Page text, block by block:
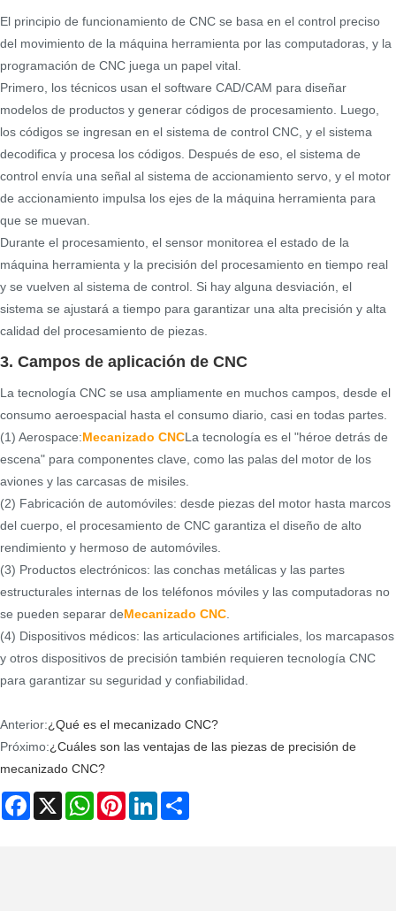
El principio de funcionamiento de CNC se basa en el control preciso
del movimiento de la máquina herramienta por las computadoras, y la
programación de CNC juega un papel vital.
Primero, los técnicos usan el software CAD/CAM para diseñar
modelos de productos y generar códigos de procesamiento. Luego,
los códigos se ingresan en el sistema de control CNC, y el sistema
decodifica y procesa los códigos. Después de eso, el sistema de
control envía una señal al sistema de accionamiento servo, y el motor
de accionamiento impulsa los ejes de la máquina herramienta para
que se muevan.
Durante el procesamiento, el sensor monitorea el estado de la
máquina herramienta y la precisión del procesamiento en tiempo real
y se vuelven al sistema de control. Si hay alguna desviación, el
sistema se ajustará a tiempo para garantizar una alta precisión y alta
calidad del procesamiento de piezas.
3. Campos de aplicación de CNC
La tecnología CNC se usa ampliamente en muchos campos, desde el
consumo aeroespacial hasta el consumo diario, casi en todas partes.
(1) Aerospace:Mecanizado CNCLa tecnología es el "héroe detrás de
escena" para componentes clave, como las palas del motor de los
aviones y las carcasas de misiles.
(2) Fabricación de automóviles: desde piezas del motor hasta marcos
del cuerpo, el procesamiento de CNC garantiza el diseño de alto
rendimiento y hermoso de automóviles.
(3) Productos electrónicos: las conchas metálicas y las partes
estructurales internas de los teléfonos móviles y las computadoras no
se pueden separar deMecanizado CNC
(4) Dispositivos médicos: las articulaciones artificiales, los marcapasos
y otros dispositivos de precisión también requieren tecnología CNC
para garantizar su seguridad y confiabilidad.
Anterior:¿Qué es el mecanizado CNC?
Próximo:¿Cuáles son las ventajas de las piezas de precisión de
mecanizado CNC?
Facebook
X WhatsAppPinterestLinkedIn